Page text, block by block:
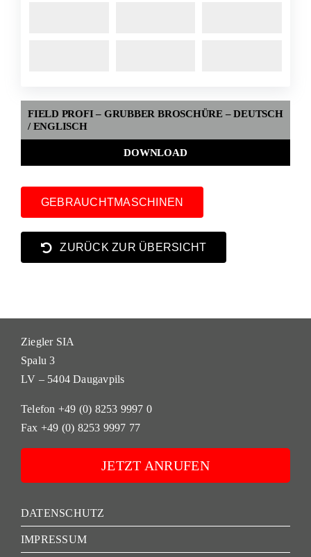
FIELD PROFI – GRUBBER BROSCHÜRE – DEUTSCH
/ ENGLISCH
DOWNLOAD
GEBRAUCHTMASCHINEN
ZURÜCK ZUR ÜBERSICHT
Ziegler SIA
Spalu 3
LV – 5404 Daugavpils
Telefon +49 (0) 8253 9997 0
Fax +49 (0) 8253 9997 77
JETZT ANRUFEN
DATENSCHUTZ
IMPRESSUM